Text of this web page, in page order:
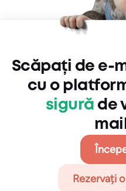
Scăpați de e-
cu o
sigură de
Rezervați